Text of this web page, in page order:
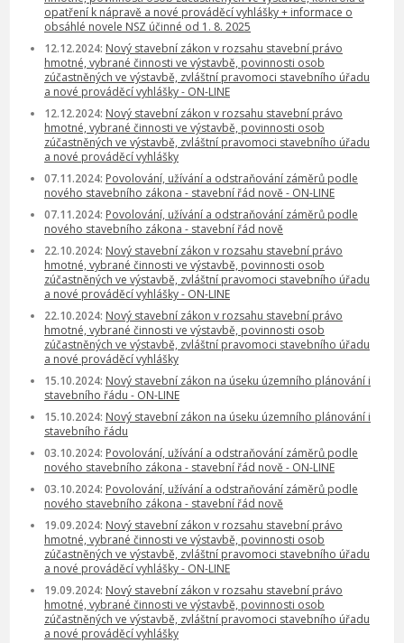
opatření k nápravě a nové prováděcí vyhlášky + informace o
obsáhlé novele NSZ účinné od 1. 8. 2025
12.12.2024: Nový stavební zákon v rozsahu stavební právo
hmotné, vybrané činnosti ve výstavbě, povinnosti osob
zúčastněných ve výstavbě, zvláštní pravomoci stavebního úřadu
a nové prováděcí vyhlášky - ON-LINE
12.12.2024: Nový stavební zákon v rozsahu stavební právo
hmotné, vybrané činnosti ve výstavbě, povinnosti osob
zúčastněných ve výstavbě, zvláštní pravomoci stavebního úřadu
a nové prováděcí vyhlášky
07.11.2024: Povolování, užívání a odstraňování záměrů podle
nového stavebního zákona - stavební řád nově - ON-LINE
07.11.2024: Povolování, užívání a odstraňování záměrů podle
nového stavebního zákona - stavební řád nově
22.10.2024: Nový stavební zákon v rozsahu stavební právo
hmotné, vybrané činnosti ve výstavbě, povinnosti osob
zúčastněných ve výstavbě, zvláštní pravomoci stavebního úřadu
a nové prováděcí vyhlášky - ON-LINE
22.10.2024: Nový stavební zákon v rozsahu stavební právo
hmotné, vybrané činnosti ve výstavbě, povinnosti osob
zúčastněných ve výstavbě, zvláštní pravomoci stavebního úřadu
a nové prováděcí vyhlášky
15.10.2024: Nový stavební zákon na úseku územního plánování i
stavebního řádu - ON-LINE
15.10.2024: Nový stavební zákon na úseku územního plánování i
stavebního řádu
03.10.2024: Povolování, užívání a odstraňování záměrů podle
nového stavebního zákona - stavební řád nově - ON-LINE
03.10.2024: Povolování, užívání a odstraňování záměrů podle
nového stavebního zákona - stavební řád nově
19.09.2024: Nový stavební zákon v rozsahu stavební právo
hmotné, vybrané činnosti ve výstavbě, povinnosti osob
zúčastněných ve výstavbě, zvláštní pravomoci stavebního úřadu
a nové prováděcí vyhlášky - ON-LINE
19.09.2024: Nový stavební zákon v rozsahu stavební právo
hmotné, vybrané činnosti ve výstavbě, povinnosti osob
zúčastněných ve výstavbě, zvláštní pravomoci stavebního úřadu
a nové prováděcí vyhlášky